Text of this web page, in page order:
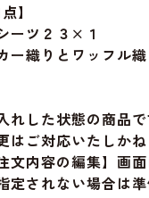
】
ーツ２３×１
ー織りとワッフル
した状態の商品で
ご対応いたしかね
内容の編集】画面
されない場合は準